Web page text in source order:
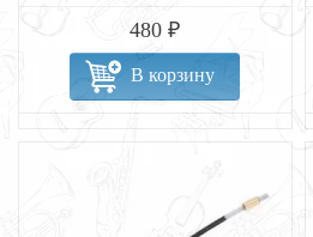
480 ₽
В корзину